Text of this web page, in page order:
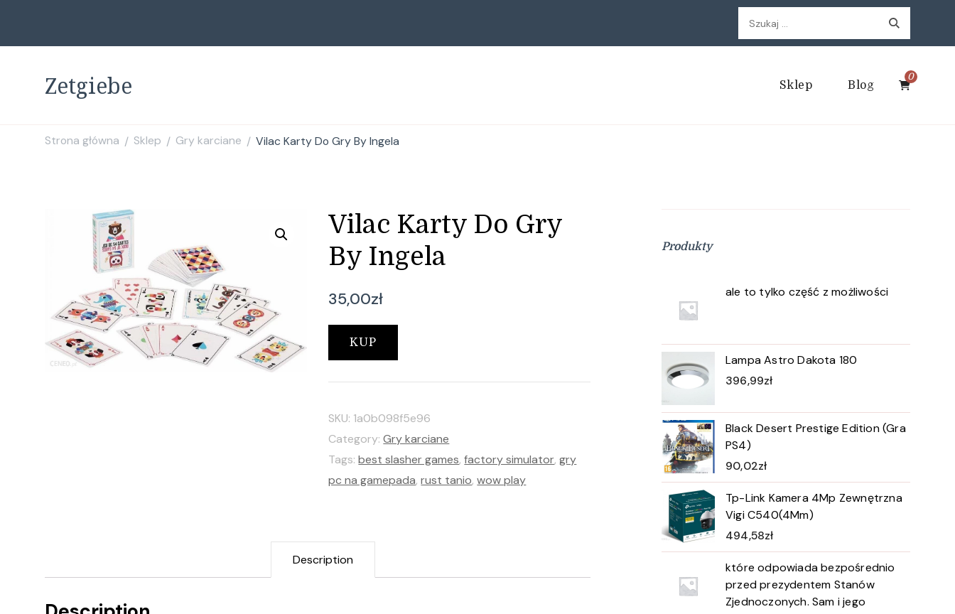
Szukaj:
Zetgiebe Sklep Blog
0
Strona główna / Sklep / Gry karciane / Vilac Karty Do Gry By Ingela
Vilac Karty Do Gry
By Ingela
35,00zł
KUP
SKU: 1a0b098f5e96
Category:Gry karciane
Tags:best slasher games,factory simulator,gry
pc na gamepada,rust tanio,wow play
Description
Produkty
ale to tylko część z możliwości
Lampa Astro Dakota 180
396,99zł
Black Desert Prestige Edition (Gra
PS4)
90,02zł
Tp-Link Kamera 4Mp Zewnętrzna
Vigi C540(4Mm)
494,58zł
które odpowiada bezpośrednio
przed prezydentem Stanów
Zjednoczonych. Sam i jego